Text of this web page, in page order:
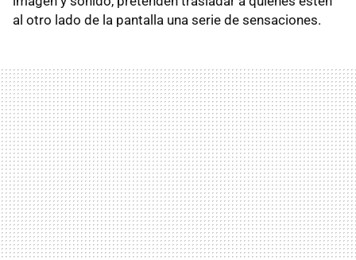
al otro lado de la pantalla una serie de sensaciones.